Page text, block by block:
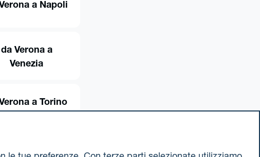
a Napoli
da Verona a
Venezia
a Torino